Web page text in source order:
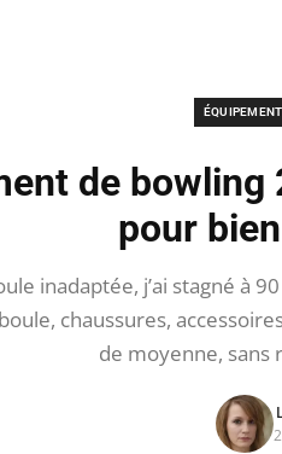
de
pour
inadaptée, j’ai stagné à
chaussures,
de moyenne,